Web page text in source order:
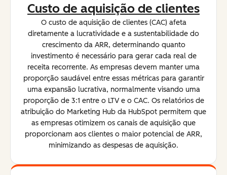
Custo de aquisição de clientes
O custo de aquisição de clientes (CAC) afeta
diretamente a lucratividade e a sustentabilidade do
crescimento da ARR, determinando quanto
investimento é necessário para gerar cada real de
receita recorrente. As empresas devem manter uma
proporção saudável entre essas métricas para garantir
uma expansão lucrativa, normalmente visando uma
proporção de 3:1 entre o LTV e o CAC. Os relatórios de
atribuição do Marketing Hub da HubSpot permitem que
as empresas otimizem os canais de aquisição que
proporcionam aos clientes o maior potencial de ARR,
minimizando as despesas de aquisição.